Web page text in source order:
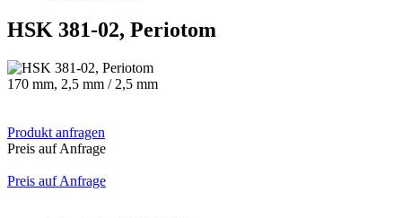
HSK 381-02, Periotom
170 mm, 2,5 mm / 2,5 mm
Produkt anfragen
Preis auf Anfrage
Preis auf Anfrage